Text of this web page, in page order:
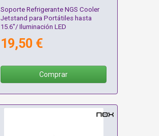
Soporte Refrigerante NGS Cooler
Jetstand para Portátiles hasta
15.6"/ Iluminación LED
19,50 €
Comprar